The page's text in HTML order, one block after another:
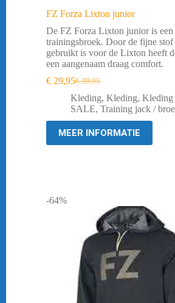
FZ Forza Lixton junior
De FZ Forza Lixton junior is
trainingsbroek. Door de fijne stof
gebruikt is voor de Lixton heeft
een aangenaam draag comfort.
€39,95
Oorspronkelijke
prijs
was:
€ 39,95.
€ 29,95Huidige
prijs
is:
€ 29,95.
Kleding, Kleding, Kleding
SALE, Training jack /
MEER INFORMATIE
-64%